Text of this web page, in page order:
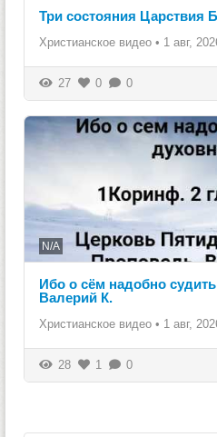
Три состояния Царствия
Христианское видео • 1 авг,
27 0 0
N/A
Ибо о сём надобно
Валерий К.
Христианское видео • 1 авг,
28 1 0